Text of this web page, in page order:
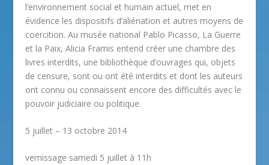
l’environnement social et humain actuel, met en
évidence les dispositifs d’aliénation et autres moyens de
coercition. Au musée national Pablo Picasso, La Guerre
et la Paix, Alicia Framis entend créer une chambre des
livres interdits, une bibliothèque d’ouvrages qui, objets
de censure, sont ou ont été interdits et dont les auteurs
ont connu ou connaissent encore des difficultés avec le
pouvoir judiciaire ou politique.
5 juillet – 13 octobre 2014
vernissage samedi 5 juillet à 11h